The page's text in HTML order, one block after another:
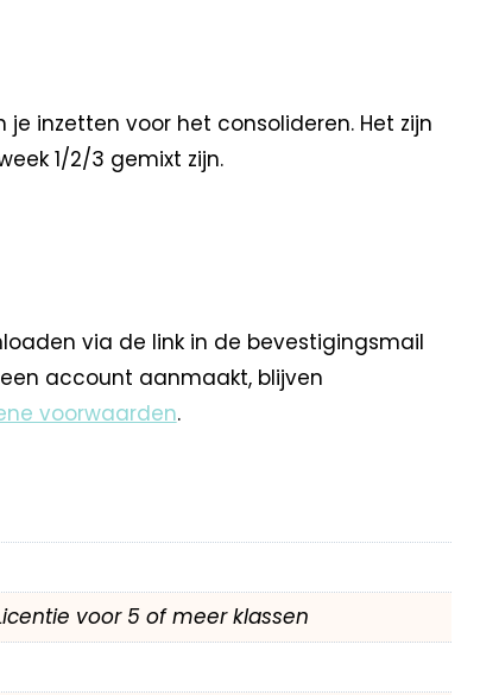
inzetten voor het consolideren. Het zijn
1/2/3 gemixt zijn.
via de link in de bevestigingsmail
account aanmaakt, blijven
voorwaarden.
voor 5 of meer klassen